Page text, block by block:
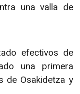
una valla de
efectivos de
una primera
de Osakidetza y